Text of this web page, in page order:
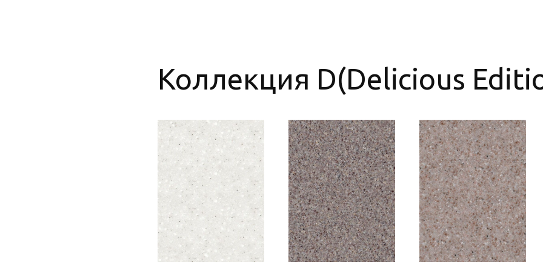
Коллекция D(Delicious